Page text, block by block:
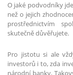
O jaké podvodníky
než o jejich
prostřednictvím
skutečně důvěřujete.
Pro jistotu si ale
investorů i to, zda
národní banky.